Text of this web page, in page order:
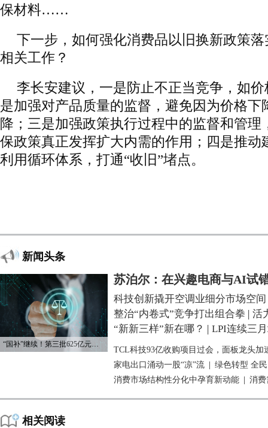
保材料……
下一步，如何强化消费品以旧换新政策
相关工作？
李长安建议，一是防止不正当竞争，如
是加强对产品质量的监督，避免因为价格下
降；三是加强政策执行过程中的监督和管理
保政策真正发挥扩大内需的作用；四是推动
利用循环体系，打通“收旧”堵点。
新闻头条
“国补”继续！第三批625亿元资金已下达
苏泊尔：在兴趣电商与AI试
科技创新撬开空调业细分市场空间
整治“内卷式”竞争打出组合拳 | 活
“新新三样”新在哪？ | LPI连续三
TCL科技93亿收购项目过会，面板龙头加
家电出口涌动一股“凉”流
绿色转型 全
消费市场结构性分化中孕育新动能
消费
相关阅读